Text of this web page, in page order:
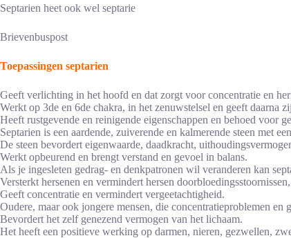
Septarien heet ook wel septarie
Brievenbuspost
Toepassingen septarien
Geeft verlichting in het hoofd en dat zorgt voor concentratie en
Werkt op 3de en 6de chakra, in het zenuwstelsel en geeft daarna
Heeft rustgevende en reinigende eigenschappen en behoed voor
Septarien is een aardende, zuiverende en kalmerende steen met
De steen bevordert eigenwaarde, daadkracht,
Werkt opbeurend en brengt verstand en gevoel in balans.
Als je ingesleten gedrag- en denkpatronen wil veranderen kan
Versterkt hersenen en vermindert hersen
Geeft concentratie en vermindert vergeetachtigheid.
Oudere, maar ook jongere mensen, die concentratieproblemen
Bevordert het zelf genezend vermogen van het lichaam.
Het heeft een positieve werking op darmen, nieren, gezwellen,